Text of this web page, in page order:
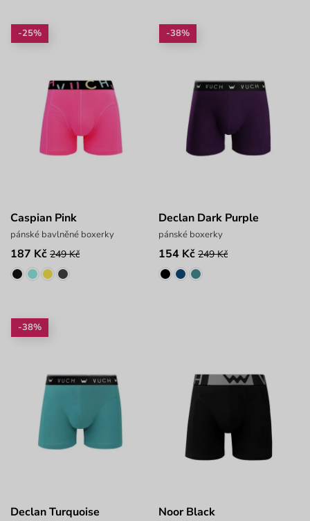
-25%
Caspian Pink
pánské bavlněné boxerky
187 Kč 249 Kč
-38%
Declan Dark Purple
pánské boxerky
154 Kč 249 Kč
-38%
Declan Turquoise Noor Black